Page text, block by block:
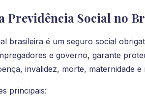
Previdência Social no
brasileira é um seguro social
e governo, garante
invalidez, morte, maternidade e
principais: